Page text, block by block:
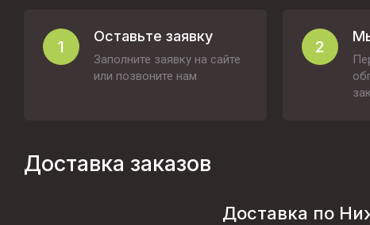
1
Оставьте заявку
Заполните заявку на сайте
или позвоните нам
2
Доставка заказов
Доставка по